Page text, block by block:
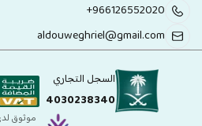
+966126552020
aldouweghriel@gmail.com
السجل التجاري
4030238340
موثوق